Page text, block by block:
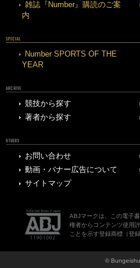
雑誌『Number』購読のご案
内
SPECIAL
Number SPORTS OF THE
YEAR
ARCHIVE
競技から探す
著者から探す
OTHERS
お問い合わせ
動画・バナー広告について
サイトマップ
ABJマークは、この電子
権者からコンテンツ使用
ことを示す登録商標（登
©